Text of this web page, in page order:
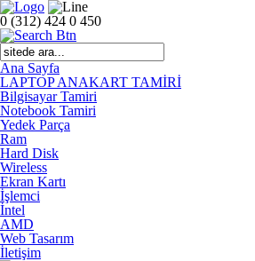
0 (312) 424 0 450
Ana Sayfa
LAPTOP ANAKART TAMİRİ
Bilgisayar Tamiri
Notebook Tamiri
Yedek Parça
Ram
Hard Disk
Wireless
Ekran Kartı
İşlemci
İntel
AMD
Web Tasarım
İletişim